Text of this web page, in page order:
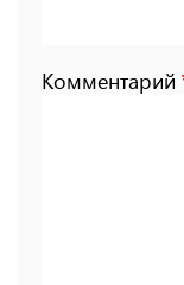
Комментарий